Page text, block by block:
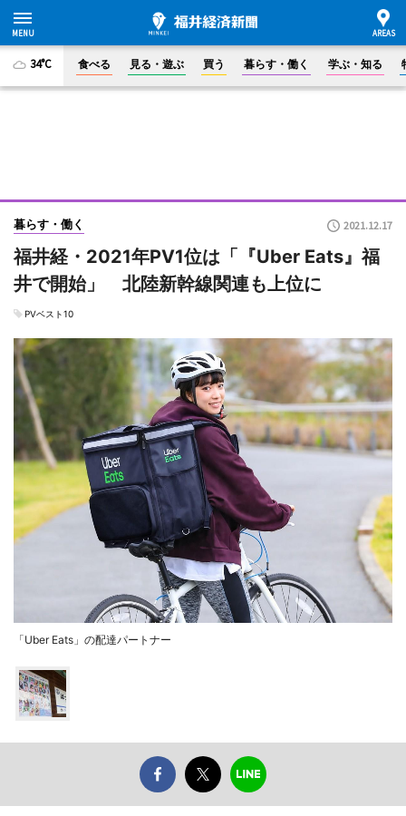
34°C 食べる 見る・遊ぶ 買う 暮らす・働く 学ぶ・知る
暮らす・働く 2021.12.17
福井経・2021年PV1位は「『Uber Eats』福
井で開始」 北陸新幹線関連も上位に
PVベスト10
「Uber Eats」の配達パートナー